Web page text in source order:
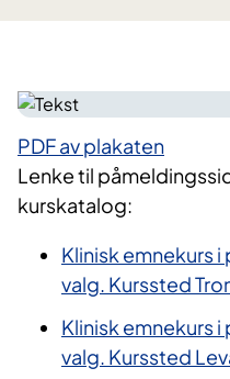
PDF av plakaten
Lenke til
kurskatalog:
Klinisk emnekurs
valg. Kurssted
Klinisk emnekurs
valg. Kurssted